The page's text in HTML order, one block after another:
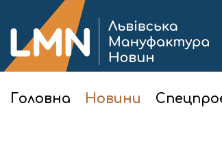
Головна Новини